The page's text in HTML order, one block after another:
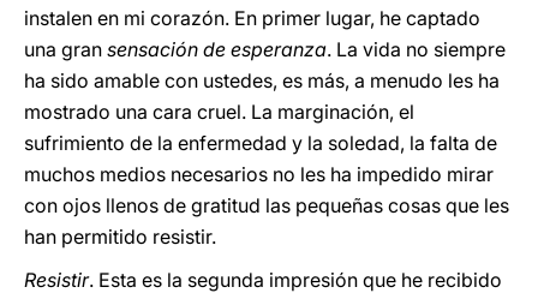
instalen en mi corazón. En primer lugar, he captado
una gran sensación de esperanza. La vida no siempre
ha sido amable con ustedes, es más, a menudo les ha
mostrado una cara cruel. La marginación, el
sufrimiento de la enfermedad y la soledad, la falta de
muchos medios necesarios no les ha impedido mirar
con ojos llenos de gratitud las pequeñas cosas que les
han permitido resistir.
Resistir. Esta es la segunda impresión que he recibido